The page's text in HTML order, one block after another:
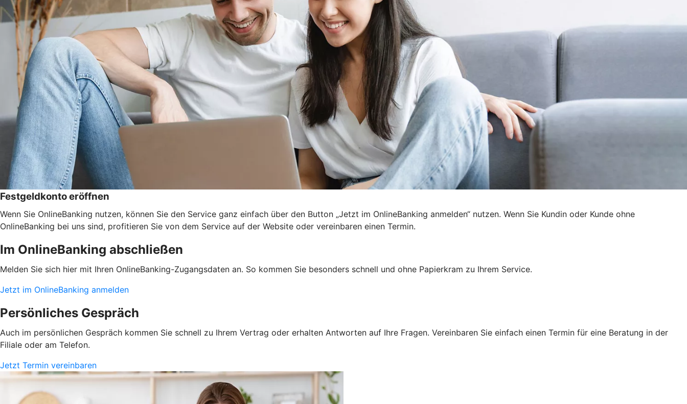
Festgeldkonto eröffnen
Wenn Sie OnlineBanking nutzen, können Sie den Service ganz einfach über den Button „Jetzt im OnlineBanking anmelden“ nutzen. Wenn Sie Kundin oder Kunde ohne
OnlineBanking bei uns sind, profitieren Sie von dem Service auf der Website oder vereinbaren einen Termin.
Im OnlineBanking abschließen
Melden Sie sich hier mit Ihren OnlineBanking-Zugangsdaten an. So kommen Sie besonders schnell und ohne Papierkram zu Ihrem Service.
Jetzt im OnlineBanking anmelden
Persönliches Gespräch
Auch im persönlichen Gespräch kommen Sie schnell zu Ihrem Vertrag oder erhalten Antworten auf Ihre Fragen. Vereinbaren Sie einfach einen Termin für eine Beratung in der
Filiale oder am Telefon.
Jetzt Termin vereinbaren